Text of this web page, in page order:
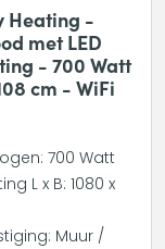
Heating -
met LED
- 700 Watt
cm - WiFi
700 Watt
L x B: 1080 x
Muur /